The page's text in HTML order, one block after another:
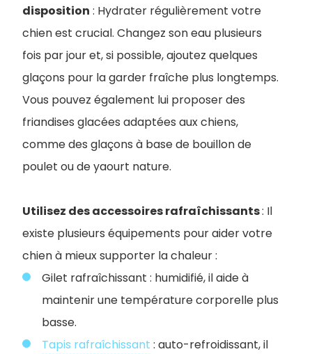
disposition : Hydrater régulièrement votre
chien est crucial. Changez son eau plusieurs
fois par jour et, si possible, ajoutez quelques
glaçons pour la garder fraîche plus longtemps.
Vous pouvez également lui proposer des
friandises glacées adaptées aux chiens,
comme des glaçons à base de bouillon de
poulet ou de yaourt nature.
Utilisez des accessoires rafraîchissants: Il
existe plusieurs équipements pour aider votre
chien à mieux supporter la chaleur :
Gilet rafraîchissant : humidifié, il aide à
maintenir une température corporelle plus
basse.
Tapis rafraîchissant : auto-refroidissant, il